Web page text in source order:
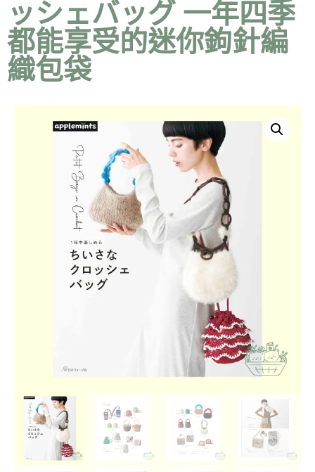
ッシェバッグ 一年四季
都能享受的迷你鉤針編
織包袋